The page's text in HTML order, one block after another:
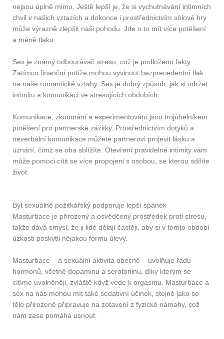
nejsou úplně mimo. Ještě lepší je, že si vychutnávání intimních
chvil v našich vztazích a dokonce i prostřednictvím sólové hry
může výrazně zlepšit naši pohodu. Jde o to mít více potěšení
a méně tlaku.
Sex je známý odbourávač stresu, což je podloženo fakty.
Zatímco finanční potíže mohou vyvinout bezprecedentní tlak
na naše romantické vztahy. Sex je dobrý způsob, jak si udržet
intimitu a komunikaci ve stresujících obdobích.
Komunikace, zkoumání a experimentování jsou trojúhelníkem
potěšení pro partnerské zážitky. Prostřednictvím dotyků a
neverbální komunikace můžete partnerovi projevit lásku a
uznání, čímž se oba sblížíte. Otevření pravidelné intimity vám
může pomoci cítit se více propojeni s osobou, se kterou sdílíte
život.
Být sexuálně požitkářský podporuje lepší spánek
Masturbace je přirozený a osvědčený prostředek proti stresu,
takže dává smysl, že ji lidé dělají častěji, aby si v tomto období
úzkosti poskytli nějakou formu úlevy.
Masturbace – a sexuální aktivita obecně – uvolňuje řadu
hormonů, včetně dopaminu a serotoninu, díky kterým se
cítíme uvolněněji, zvláště když vede k orgasmu. Masturbace a
sex na nás mohou mít také sedativní účinek, stejně jako se
tělo přirozeně připravuje na zotavení z fyzické námahy, což
nám zase pomáhá usnout.